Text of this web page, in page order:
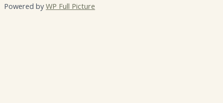
Powered by WP Full Picture